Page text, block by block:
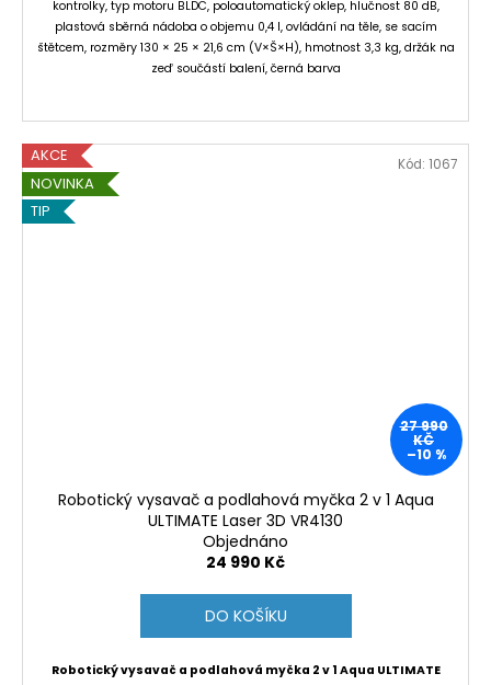
kontrolky, typ motoru BLDC, poloautomatický oklep, hlučnost 80 dB,
plastová sběrná nádoba o objemu 0,4 l, ovládání na těle, se sacím
štětcem, rozměry 130 × 25 × 21,6 cm (V×Š×H), hmotnost 3,3 kg, držák na
zeď součástí balení, černá barva
AKCE
NOVINKA
TIP
27 990
KČ
–10 %
Robotický vysavač a podlahová myčka 2 v 1 Aqua
ULTIMATE Laser 3D VR4130
Objednáno
24 990 Kč
DO KOŠÍKU
Robotický vysavač a podlahová myčka 2 v 1 Aqua ULTIMATE
Kód: 1067